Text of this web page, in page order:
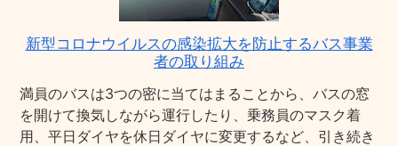
新型コロナウイルスの感染拡大を防止するバス事業
者の取り組み
満員のバスは3つの密に当てはまることから、バスの窓
を開けて換気しながら運行したり、乗務員のマスク着
用、平日ダイヤを休日ダイヤに変更するなど、引き続き